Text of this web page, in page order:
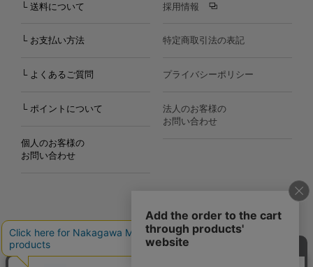
└ 送料について
└ お支払い方法
└ よくあるご質問
└ ポイントについて
個人のお客様の
お問い合わせ
採用情報
特定商取引法の表記
プライバシーポリシー
法人のお客様の
お問い合わせ
Copyright©2000